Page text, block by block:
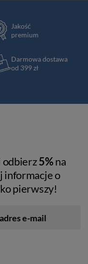
Jakość
premium
Darmowa dostawa
od 399 zł
odbierz5%na
informacje o
pierwszy!
e-mail